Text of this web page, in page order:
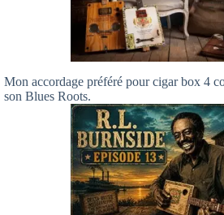
Mon accordage préféré pour cigar box 4
son Blues Roots.